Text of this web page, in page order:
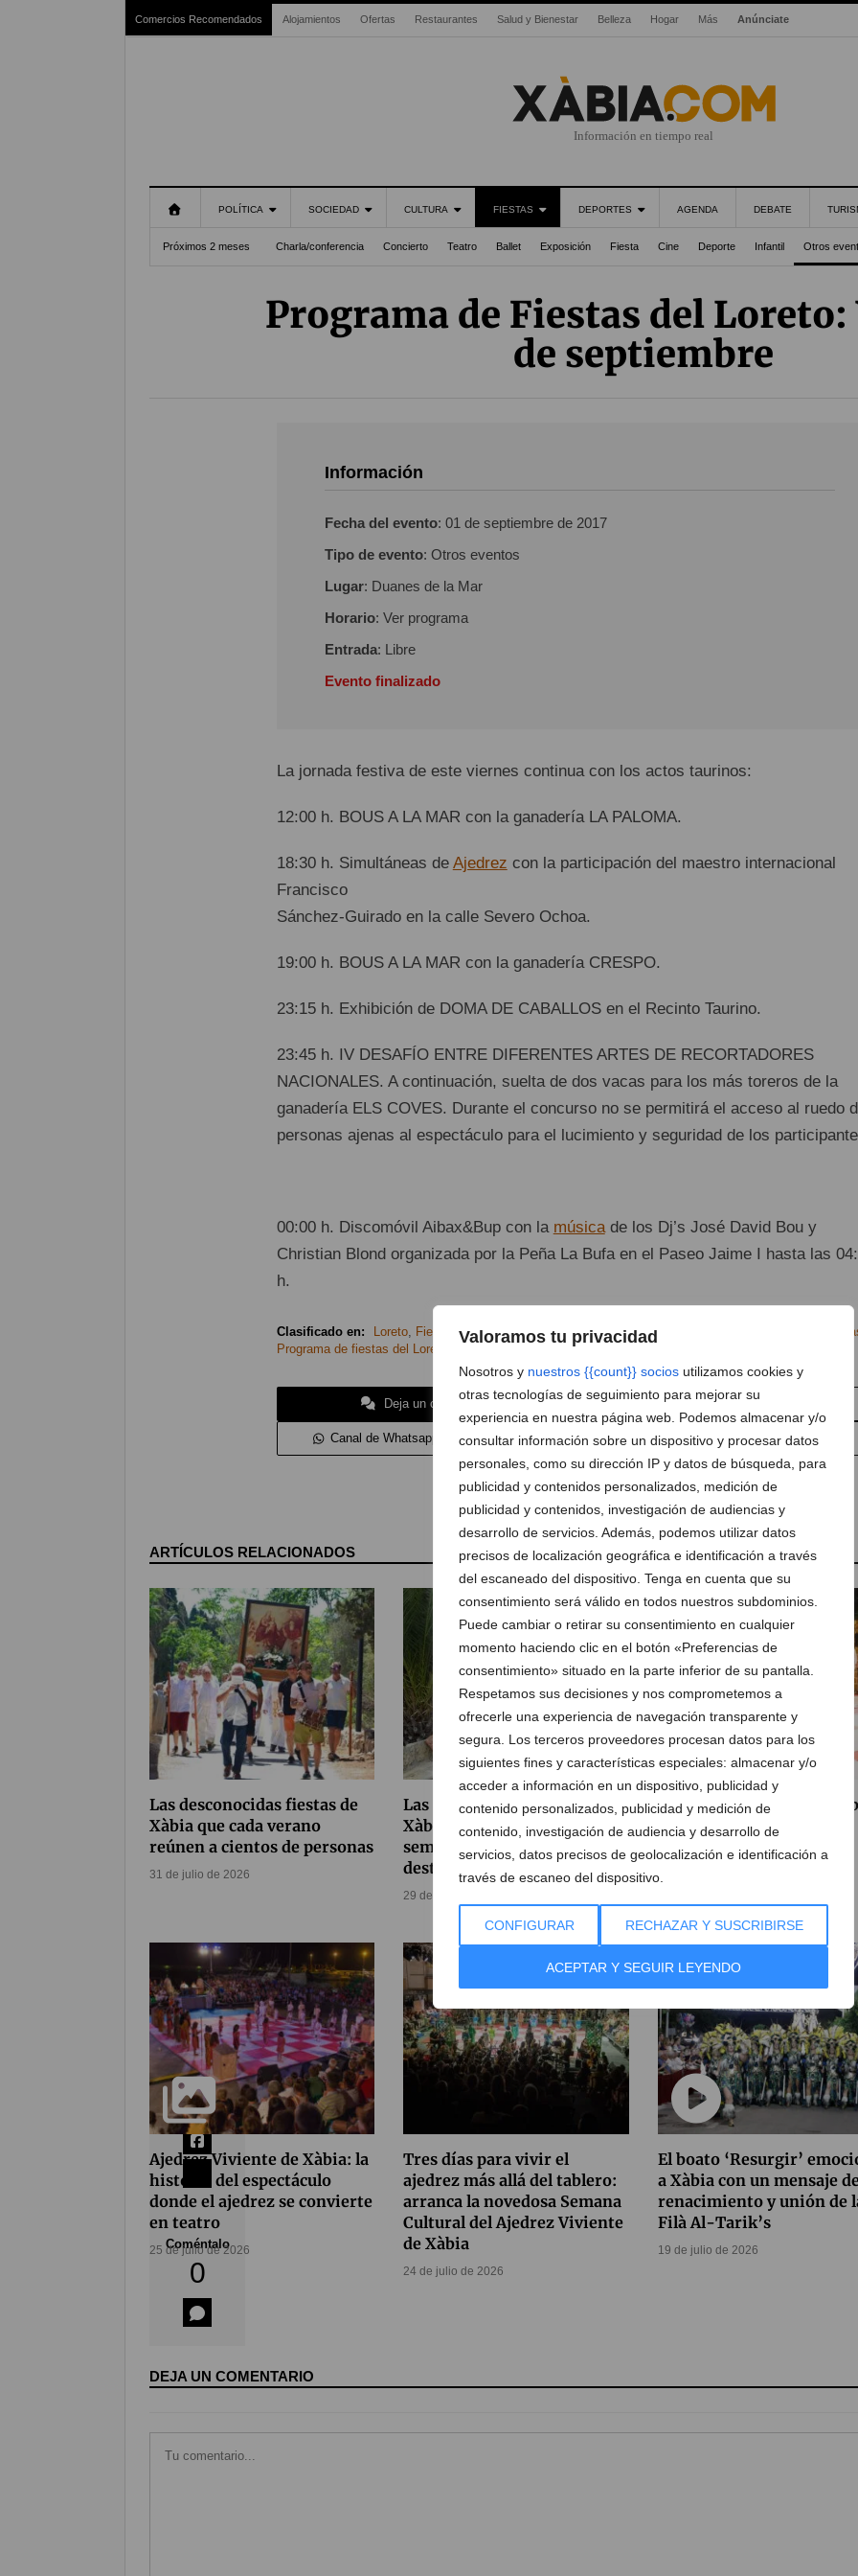
Valoramos tu privacidad
Nosotros y nuestros {{count}} socios utilizamos cookies y
otras tecnologías de seguimiento para mejorar su
experiencia en nuestra página web. Podemos almacenar y/o
consultar información sobre un dispositivo y procesar datos
personales, como su dirección IP y datos de búsqueda, para
publicidad y contenidos personalizados, medición de
publicidad y contenidos, investigación de audiencias y
desarrollo de servicios. Además, podemos utilizar datos
precisos de localización geográfica e identificación a través
del escaneado del dispositivo. Tenga en cuenta que su
consentimiento será válido en todos nuestros subdominios.
Puede cambiar o retirar su consentimiento en cualquier
momento haciendo clic en el botón «Preferencias de
consentimiento» situado en la parte inferior de su pantalla.
Respetamos sus decisiones y nos comprometemos a
ofrecerle una experiencia de navegación transparente y
segura. Los terceros proveedores procesan datos para los
siguientes fines y características especiales: almacenar y/o
acceder a información en un dispositivo, publicidad y
contenido personalizados, publicidad y medición de
contenido, investigación de audiencia y desarrollo de
servicios, datos precisos de geolocalización e identificación a
través de escaneo del dispositivo.
CONFIGURAR RECHAZAR Y SUSCRIBIRSE
ACEPTAR Y SEGUIR LEYENDO
Comercios Recomendados Alojamientos Ofertas Restaurantes Salud y Bienestar Belleza Hogar Más Anúnciate
Información en tiempo real
POLÍTICA SOCIEDAD CULTURA FIESTAS DEPORTES AGENDA DEBATE
Próximos 2 meses Charla/conferencia Concierto Teatro Ballet Exposición Fiesta Cine Deporte Infantil Otros
Programa de Fiestas del Loreto:
de septiembre
Compártelo
62
Coméntalo
0
Información
Fecha del evento: 01 de septiembre de 2017
Tipo de evento: Otros eventos
Lugar: Duanes de la Mar
Horario: Ver programa
Entrada: Libre
Evento finalizado
La jornada festiva de este viernes continua con los actos taurinos:
12:00 h. BOUS A LA MAR con la ganadería LA PALOMA.
18:30 h. Simultáneas de Ajedrez con la participación del maestro internacional
Francisco
Sánchez-Guirado en la calle Severo Ochoa.
19:00 h. BOUS A LA MAR con la ganadería CRESPO.
23:15 h. Exhibición de DOMA DE CABALLOS en el Recinto Taurino.
23:45 h. IV DESAFÍO ENTRE DIFERENTES ARTES DE RECORTADORES
NACIONALES. A continuación, suelta de dos vacas para los más toreros de la
ganadería ELS COVES. Durante el concurso no se permitirá el acceso al ruedo
personas ajenas al espectáculo para el lucimiento y seguridad de los
00:00 h. Discomóvil Aibax&Bup con la músicade los Dj’s José David Bou y
Christian Blond organizada por la Peña La Bufa en el Paseo Jaime I hasta las
h.
Deja un comentario Suscríbete a la newsletter
Canal de Whatsapp Anúnciate en javea.com Envía tu noticia
Clasificado en: Loreto, Fiestas ,Bous a la mar, Desafío Taurino,Fiestas del Loreto
Programa de
Programa de fiestas del Loreto
Programa de fiestas Xàbia
ARTÍCULOS RELACIONADOS
Las desconocidas fiestas de
Xàbia que cada verano
reúnen a cientos de personas
31 de julio de 2026
Las Fiestas de la Plana de
Xàbia celebran este fin de
semana sus jornadas más
destacadas
29 de julio de 2026
El Ajedrez Viviente de
emprende una vuelta al
mundo ante cientos de
Ajedrez Viviente de Xàbia: la
historia del espectáculo
donde el ajedrez se convierte
en teatro
25 de julio de 2026
Tres días para vivir el
ajedrez más allá del tablero:
arranca la novedosa Semana
Cultural del Ajedrez Viviente
de Xàbia
24 de julio de 2026
El boato ‘Resurgir’
a Xàbia con un mensaje
renacimiento y unión de
Filà Al-Tarik’s
19 de julio de 2026
DEJA UN COMENTARIO